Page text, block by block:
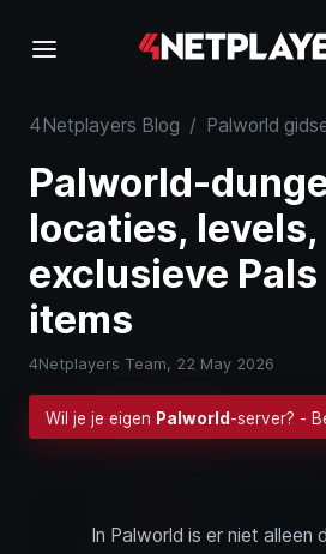
4Netplayers Blog / Palworld
Palworld-
locaties, levels,
exclusieve Pals
items
4Netplayers Team, 22 May 2026
Wil je je eigen Palworld -server? -
In Palworld is er niet alleen